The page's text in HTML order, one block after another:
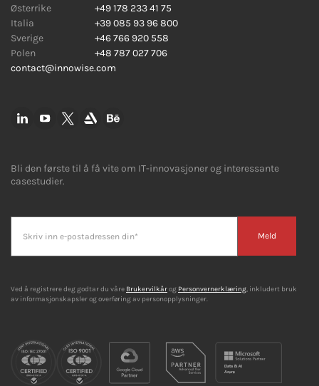
Østerrike
+49 178 233 41 75
Italia
+39 085 93 96 800
Sverige
+46 766 920 558
Polen
+48 787 027 706
contact@innowise.com
Bli den første til å få vite om IT-innovasjoner og interessante
casestudier.
Meld
Ved å registrere deg godtar du våre Brukervilkårog Personvernerklæring, inkludert bruk
av informasjonskapsler og overføring av personopplysninger.